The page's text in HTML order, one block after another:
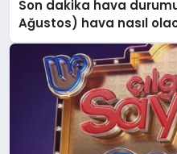
Son dakika hava
Ağustos) hava nasıl
İstanbul’da yağmur var
İstanbul ve birçok ile